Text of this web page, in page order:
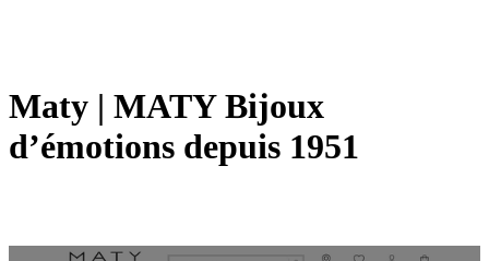
Maty | MATY Bijoux
d’émotions depuis 1951